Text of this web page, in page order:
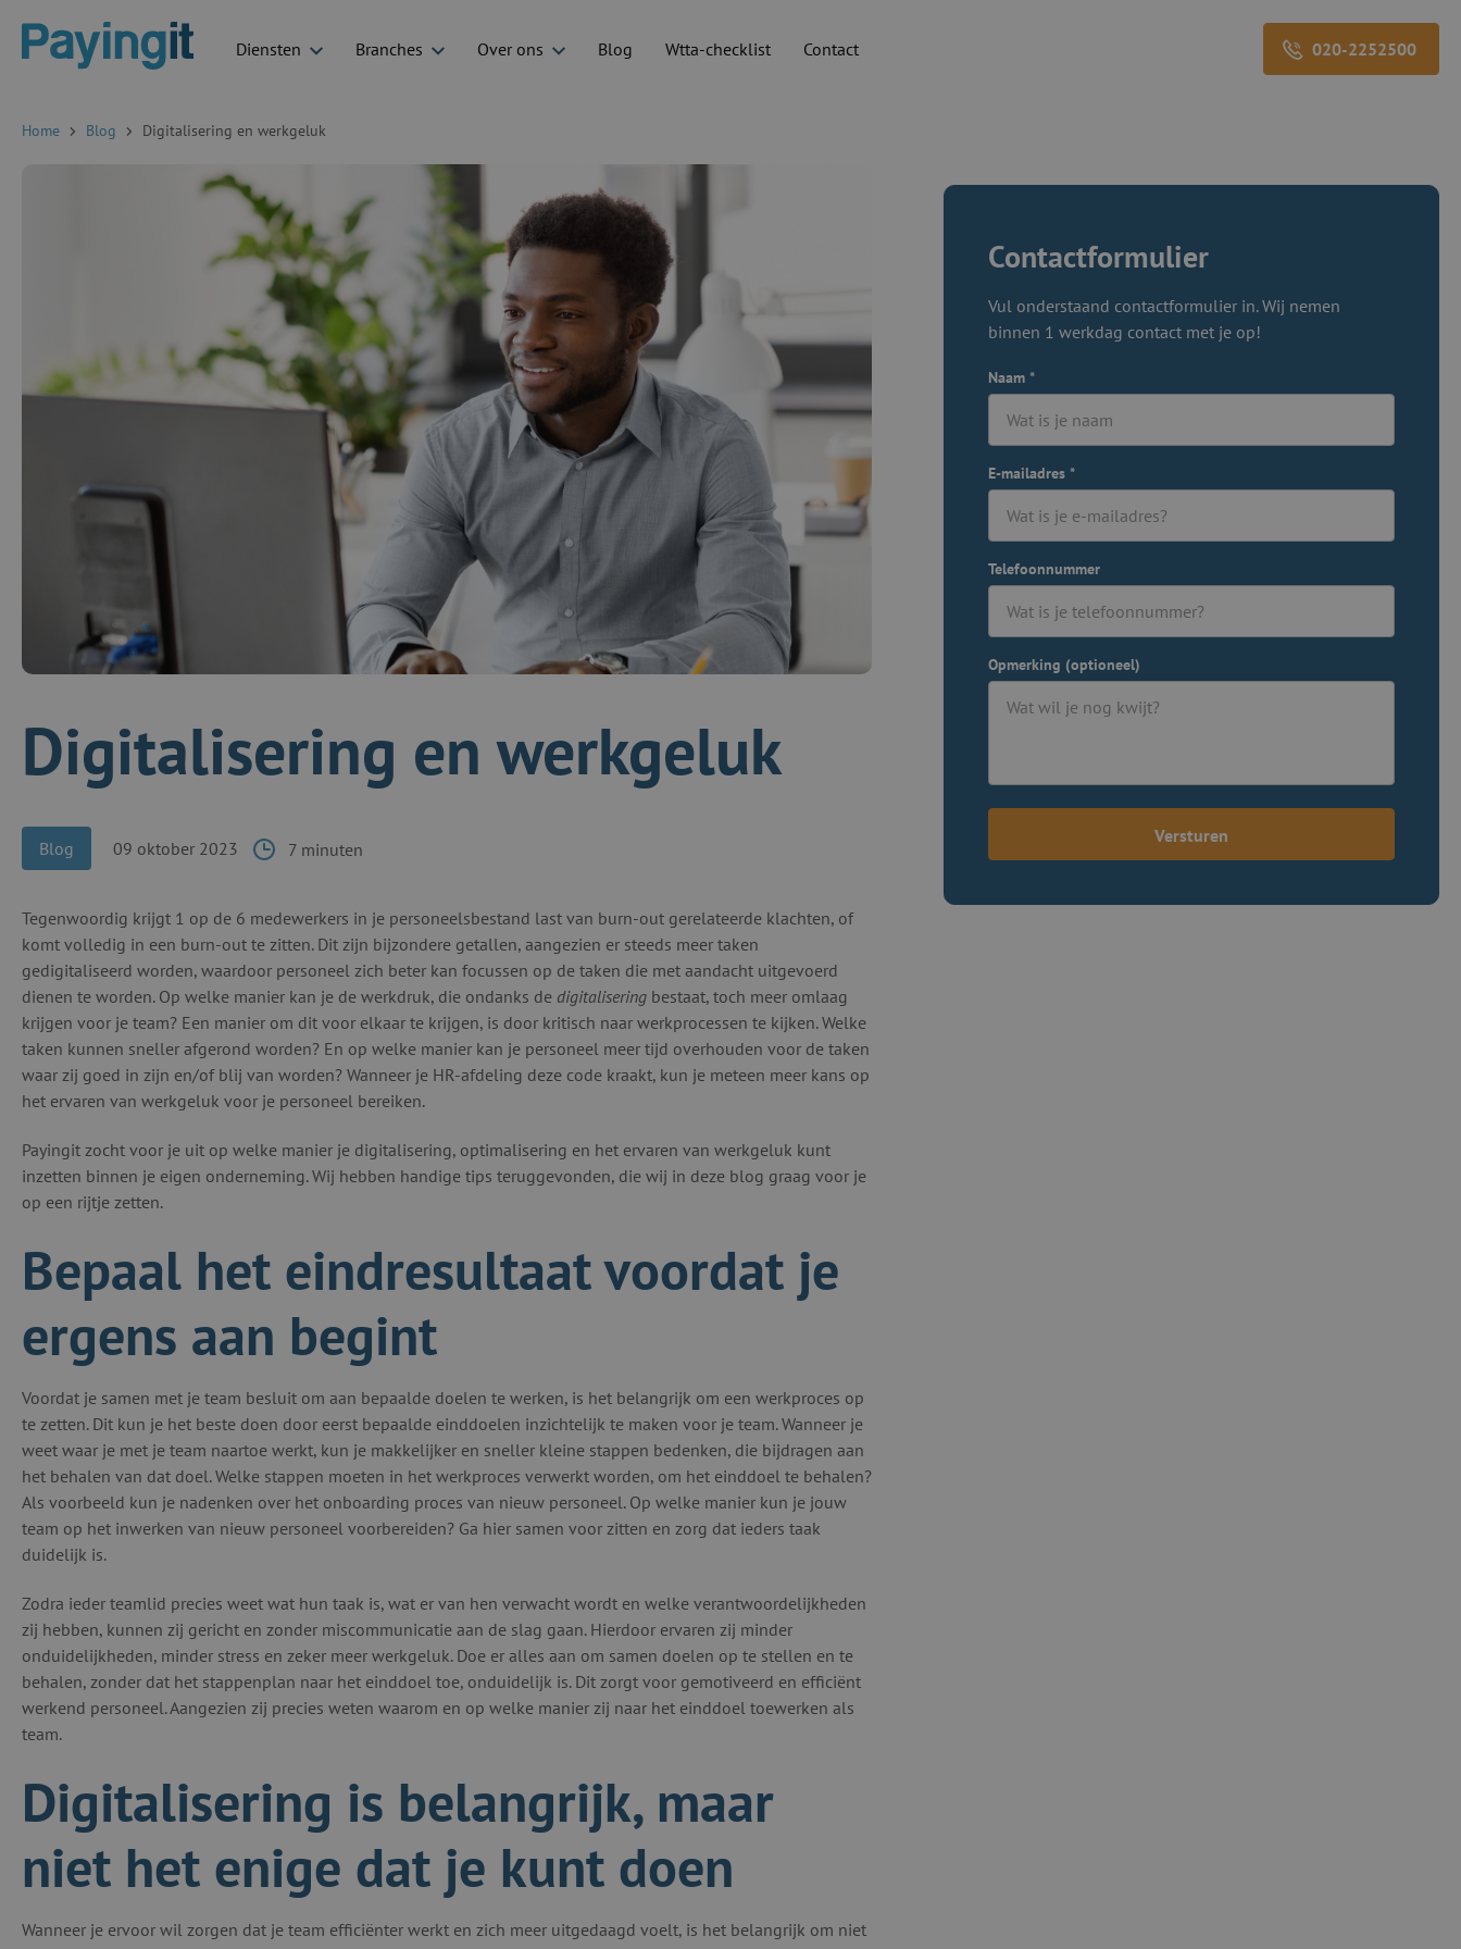
Diensten Branches Over ons Blog Wtta-checklist Contact 020-2252500
Home Blog Digitalisering en werkgeluk
Digitalisering en werkgeluk
Blog 09 oktober 2023 7 minuten
Tegenwoordig krijgt 1 op de 6 medewerkers in je personeelsbestand last van burn-out gerelateerde klachten, of
komt volledig in een burn-out te zitten. Dit zijn bijzondere getallen, aangezien er steeds meer taken
gedigitaliseerd worden, waardoor personeel zich beter kan focussen op de taken die met aandacht uitgevoerd
dienen te worden. Op welke manier kan je de werkdruk, die ondanks de digitalisering bestaat, toch meer omlaag
krijgen voor je team? Een manier om dit voor elkaar te krijgen, is door kritisch naar werkprocessen te kijken. Welke
taken kunnen sneller afgerond worden? En op welke manier kan je personeel meer tijd overhouden voor de taken
waar zij goed in zijn en/of blij van worden? Wanneer je HR-afdeling deze code kraakt, kun je meteen meer kans op
het ervaren van werkgeluk voor je personeel bereiken.
Payingit zocht voor je uit op welke manier je digitalisering, optimalisering en het ervaren van werkgeluk kunt
inzetten binnen je eigen onderneming. Wij hebben handige tips teruggevonden, die wij in deze blog graag voor je
op een rijtje zetten.
Bepaal het eindresultaat voordat je
ergens aan begint
Voordat je samen met je team besluit om aan bepaalde doelen te werken, is het belangrijk om een werkproces op
te zetten. Dit kun je het beste doen door eerst bepaalde einddoelen inzichtelijk te maken voor je team. Wanneer je
weet waar je met je team naartoe werkt, kun je makkelijker en sneller kleine stappen bedenken, die bijdragen aan
het behalen van dat doel. Welke stappen moeten in het werkproces verwerkt worden, om het einddoel te behalen?
Als voorbeeld kun je nadenken over het onboarding proces van nieuw personeel. Op welke manier kun je jouw
team op het inwerken van nieuw personeel voorbereiden? Ga hier samen voor zitten en zorg dat ieders taak
duidelijk is.
Zodra ieder teamlid precies weet wat hun taak is, wat er van hen verwacht wordt en welke verantwoordelijkheden
zij hebben, kunnen zij gericht en zonder miscommunicatie aan de slag gaan. Hierdoor ervaren zij minder
onduidelijkheden, minder stress en zeker meer werkgeluk. Doe er alles aan om samen doelen op te stellen en te
behalen, zonder dat het stappenplan naar het einddoel toe, onduidelijk is. Dit zorgt voor gemotiveerd en efficiënt
werkend personeel. Aangezien zij precies weten waarom en op welke manier zij naar het einddoel toewerken als
team.
Digitalisering is belangrijk, maar
niet het enige dat je kunt doen
Wanneer je ervoor wil zorgen dat je team efficiënter werkt en zich meer uitgedaagd voelt, is het belangrijk om niet
Contactformulier
Vul onderstaand contactformulier in. Wij nemen
binnen 1 werkdag contact met je op!
Naam *
E-mailadres *
Telefoonnummer
Opmerking (optioneel)
Versturen